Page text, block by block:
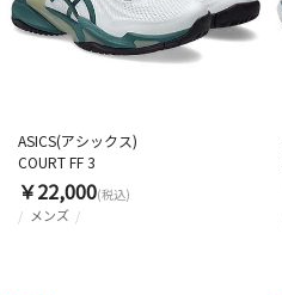
メンズ
ASICS(アシックス)
COURT FF 3
￥22,000(税込)